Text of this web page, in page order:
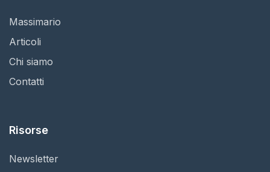
Massimario
Articoli
Chi siamo
Contatti
Risorse
Newsletter